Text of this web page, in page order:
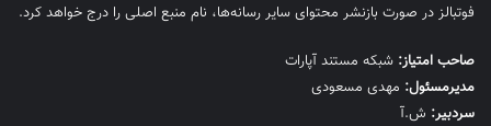
فوتبالز در صورت بازنشر محتوای سایر رسانه‌ها، نام منبع اصلی را درج خواهد کرد.
صاحب امتیاز: شبکه مستند آپارات
مديرمسئول: مهدی مسعودی
سردبیر: ش.آ